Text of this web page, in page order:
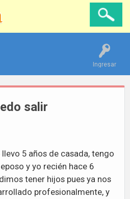
Ingresar
salir
llevo 5 años de casada, tengo
y yo recién hace 6
tener hijos pues ya nos
profesionalmente, y